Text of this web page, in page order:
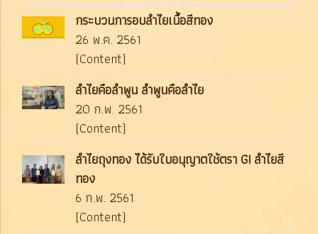
กระบวนการอบลำไยเนื้อสีทอง
26 พ.ค. 2561
(Content)
ลำไยคือลำพูน ลำพูนคือลำไย
20 ก.พ. 2561
(Content)
ลำไยถุงทอง ได้รับใบอนุญาตใช้ตรา GI ลำไยสี
ทอง
6 ก.พ. 2561
(Content)